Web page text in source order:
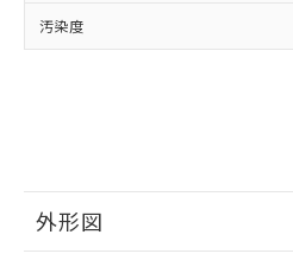
汚染度
外形図
お客様が当ウェブ
登録された部品リ
の共同利用に関し
指します。
※3 非含有証明書ダ
51物質の非含有証明書
※本証明書は発行日時点
るもので、過去に遡って